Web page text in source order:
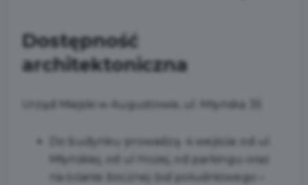
Dostępność
architektoniczna
Urząd Miejski w Augustowie, ul. Młyńska 35
Do budynku prowadzą 4 wejścia: od ul.
Młyńskiej, od ul Hożej, od parkingu oraz
na ścianie bocznej (od południowego –